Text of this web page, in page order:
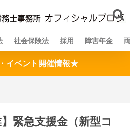
社会保険法 採用 障害年金
イベント開催情報★
】緊急支援金（新型コ